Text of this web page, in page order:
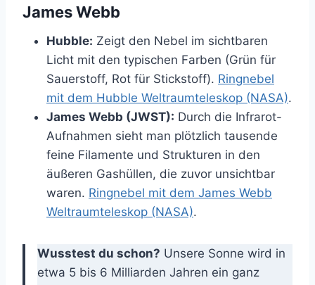
James Webb
Hubble: Zeigt den Nebel im sichtbaren
Licht mit den typischen Farben (Grün für
Sauerstoff, Rot für Stickstoff). Ringnebel
mit dem Hubble Weltraumteleskop (NASA).
James Webb (JWST): Durch die Infrarot-
Aufnahmen sieht man plötzlich tausende
feine Filamente und Strukturen in den
äußeren Gashüllen, die zuvor unsichtbar
waren. Ringnebel mit dem James Webb
Weltraumteleskop (NASA).
Wusstest du schon? Unsere Sonne wird in
etwa 5 bis 6 Milliarden Jahren ein ganz